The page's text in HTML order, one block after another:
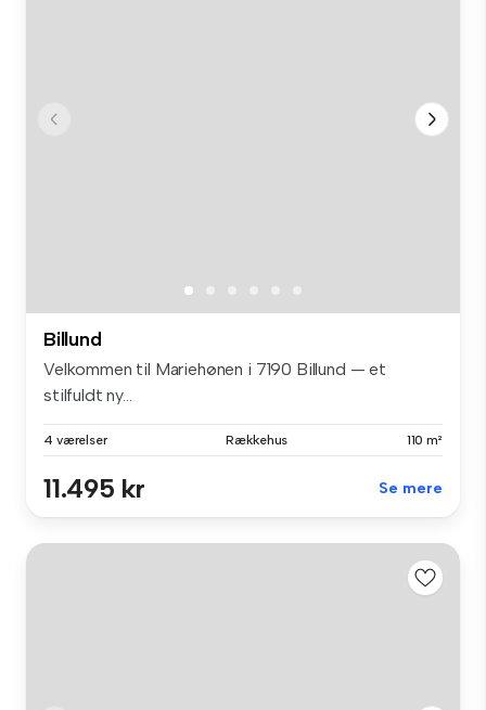
Billund
Velkommen til Mariehønen i 7190 Billund — et
stilfuldt ny...
4 værelser Rækkehus 110 m²
11.495 kr Se mere